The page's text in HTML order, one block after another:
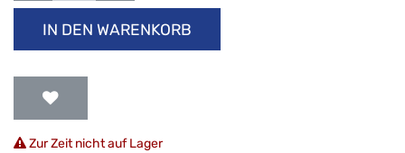
IN DEN WARENKORB
Zur Zeit nicht auf Lager